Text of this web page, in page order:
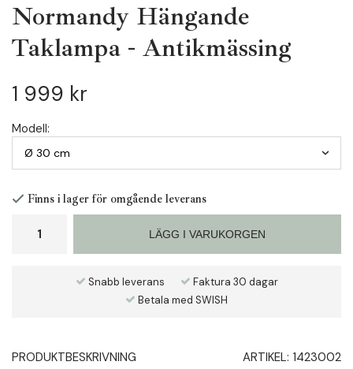
Normandy Hängande
Taklampa - Antikmässing
1 999 kr
Modell:
Finns i lager för omgående leverans
LÄGG I VARUKORGEN
Snabb leverans
Faktura 30 dagar
Betala med SWISH
PRODUKTBESKRIVNING ARTIKEL: 1423002